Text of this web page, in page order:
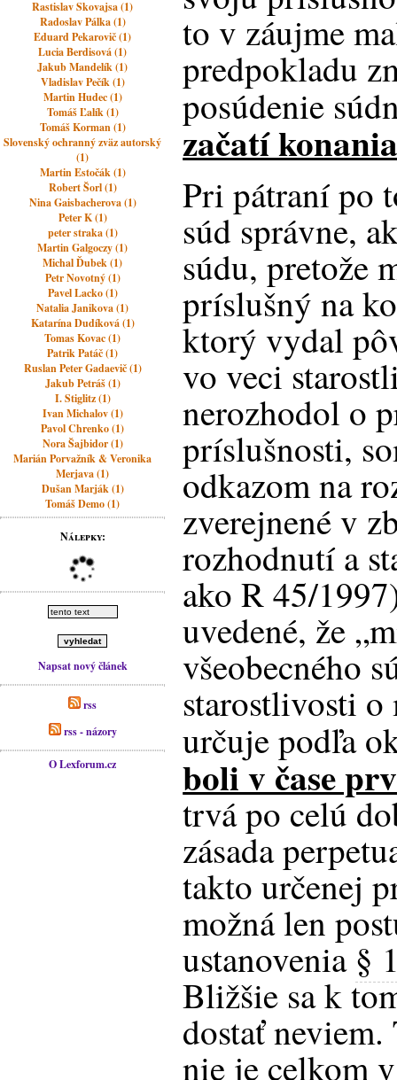
Rastislav Skovajsa (1)
Radoslav Pálka (1)
Eduard Pekarovič (1)
Lucia Berdisová (1)
Jakub Mandelík (1)
Vladislav Pečík (1)
Martin Hudec (1)
Tomáš Ľalík (1)
Tomáš Korman (1)
Slovenský ochranný zväz autorský
(1)
Martin Estočák (1)
Robert Šorl (1)
Nina Gaisbacherova (1)
Peter K (1)
peter straka (1)
Martin Galgoczy (1)
Michal Ďubek (1)
Petr Novotný (1)
Pavel Lacko (1)
Natalia Janikova (1)
Katarína Dudíková (1)
Tomas Kovac (1)
Patrik Patáč (1)
Ruslan Peter Gadaevič (1)
Jakub Petráš (1)
I. Stiglitz (1)
Ivan Michalov (1)
Pavol Chrenko (1)
Nora Šajbidor (1)
Marián Porvažník & Veronika
Merjava (1)
Dušan Marják (1)
Tomáš Demo (1)
Nálepky:
Napsat nový článek
rss
rss - názory
O Lexforum.cz
to v záujme
predpokladu
posúdenie
začatí
Pri pátraní po
súd správne,
súdu, pretože
príslušný na
ktorý vydal
vo veci
nerozhodol o
príslušnosti,
odkazom na
zverejnené v
rozhodnutí a
ako R 45/
uvedené, že
všeobecného
starostlivosti o
určuje podľa
boli v čase
trvá po celú
zásada
takto určenej
možná len
ustanovenia §
Bližšie sa k
dostať
nie je celkom